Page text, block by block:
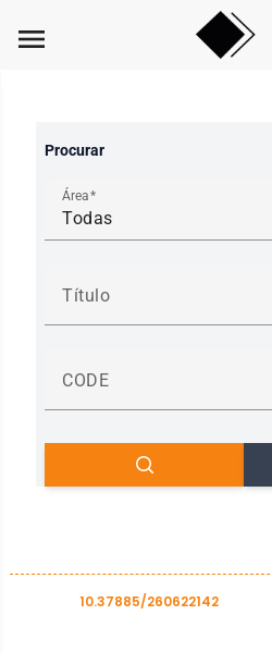
menu
Procurar
Área
Todas
Título
CODE
10.37885/260622142